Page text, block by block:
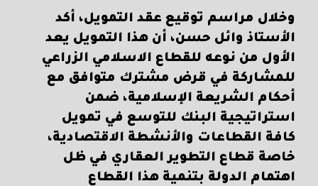
وخلال مراسم توقيع عقد التمويل، أكد
الأستاذ وائل حسن، أن هذا التمويل يعد
الأول من نوعه للقطاع الاسلامي الزراعي
للمشاركة في قرض مشترك متوافق مع
أحكام الشريعة الإسلامية، ضمن
استراتيجية البنك للتوسع في تمويل
كافة القطاعات والأنشطة الاقتصادية،
خاصة قطاع التطوير العقاري في ظل
اهتمام الدولة بتنمية هذا القطاع